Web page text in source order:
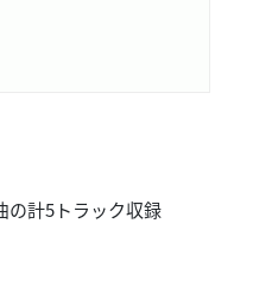
の計5トラック収録